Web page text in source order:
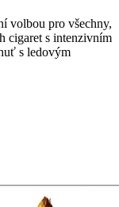
volbou pro všechny,
cigaret s intenzivním
s ledovým